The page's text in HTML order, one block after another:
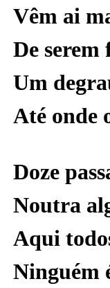
Vêm ai
De serem
Um
Até onde
Doze
Noutra
Aqui
Ninguém